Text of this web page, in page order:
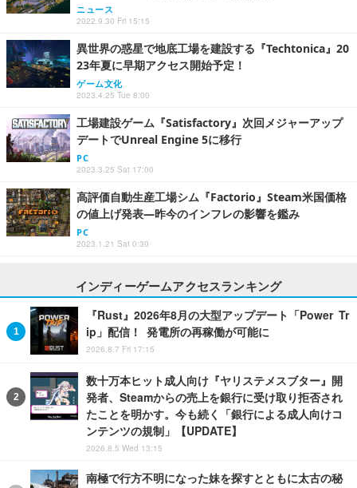
ニュース
2022.9.30 Fri 15:15
異世界の惑星で地底工場を建設する『Techtonica』20
23年夏に早期アクセス開始予定！
ゲーム文化
2023.4.25 Tue 8:00
工場建設ゲーム『Satisfactory』次回メジャーアップ
デートでUnreal Engine 5に移行
PC
2023.3.25 Sat 17:00
高評価自動生産工場シム『Factorio』Steam米国価格
の値上げ発表―昨今のインフレの影響を鑑み
PC
2023.1.21 Sat 0:30
インディーゲームアクセスランキング
『Rust』2026年8月の大型アップデート「Power Tr
ip」配信！ 発電所の再稼働が可能に
2026.8.7 Fri 17:15
数十万本ヒット成人向け『ヤリステメスブター』開
発者、Steamからの売上を銀行に受け取り拒否され
たことを明かす。今も続く「銀行による成人向けコ
ンテンツの規制」【UPDATE】
2026.8.5 Wed 13:15
南極で行方不明になった妹を探すとともに太古の秘